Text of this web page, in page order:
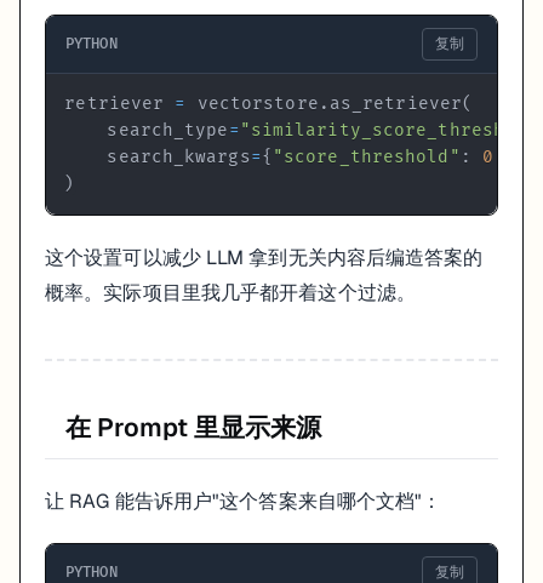
PYTHON 复制
retriever = vectorstore . as_retriever(
    search_type
=
    search_kwargs
={ "score_threshold" : 0.7
)
这个设置可以减少 LLM 拿到无关内容后编造答案的
概率。实际项目里我几乎都开着这个过滤。
在 Prompt 里显示来源
让 RAG 能告诉用户"这个答案来自哪个文档"：
PYTHON 复制